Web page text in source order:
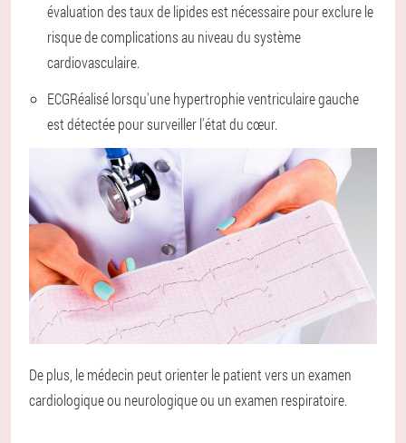
évaluation des taux de lipides est nécessaire pour exclure le
risque de complications au niveau du système
cardiovasculaire.
ECGRéalisé lorsqu'une hypertrophie ventriculaire gauche
est détectée pour surveiller l'état du cœur.
De plus, le médecin peut orienter le patient vers un examen
cardiologique ou neurologique ou un examen respiratoire.